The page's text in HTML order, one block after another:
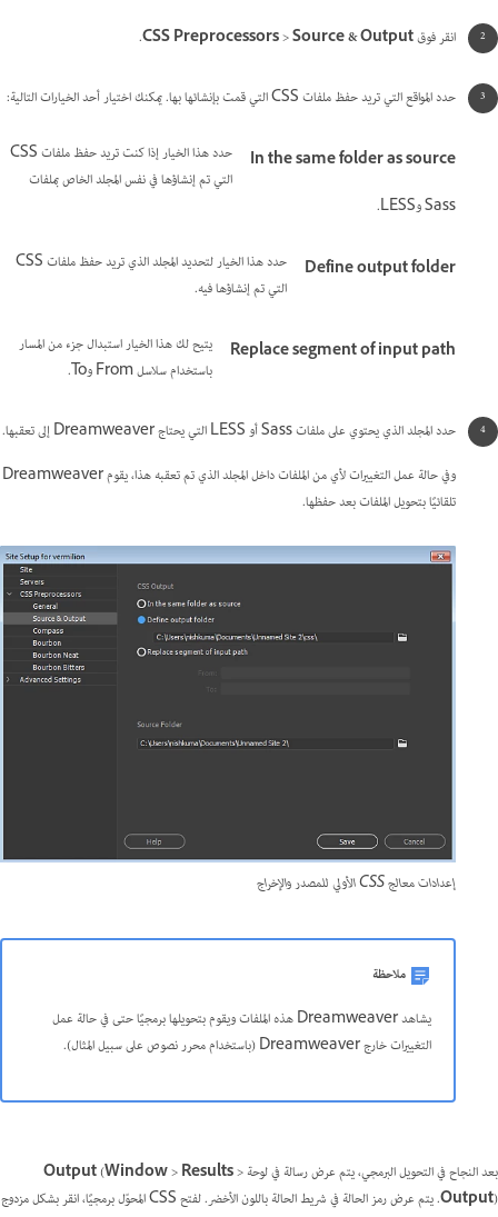
انقر فوق CSS Preprocessors>Source & Output
.
حدد المواقع التي تريد حفظ ملفات CSS التي قمت بإنشائها بها. يمكنك اختيار أحد الخيارات التالية:
In the same folder as source
حدد هذا الخيار إذا كنت تريد حفظ ملفات CSS
التي تم إنشاؤها في نفس المجلد الخاص بملفات
Sass وLESS.
Define output folder
حدد هذا الخيار لتحديد المجلد الذي تريد حفظ ملفات CSS
التي تم إنشاؤها فيه.
Replace segment of input path
يتيح لك هذا الخيار استبدال جزء من المسار
باستخدام سلاسل From وTo.
حدد المجلد الذي يحتوي على ملفات Sass أو LESS التي يحتاج Dreamweaver إلى تعقبها.
وفي حالة عمل التغييرات لأي من الملفات داخل المجلد الذي تم تعقبه هذا، يقوم Dreamweaver
تلقائيًا بتحويل الملفات بعد حفظها.
إعدادات معالج CSS الأولي للمصدر والإخراج
ملاحظة
يشاهد Dreamweaver هذه الملفات ويقوم بتحويلها برمجيًا حتى في حالة عمل
التغييرات خارج Dreamweaver (باستخدام محرر نصوص على سبيل المثال).
بعد النجاح في التحويل البرمجي، يتم عرض رسالة في لوحة Output(Window>Results>
Output
). يتم عرض رمز الحالة في شريط الحالة باللون الأخضر. لفتح CSS المحوّل برمجيًا، انقر بشكل مزدوج